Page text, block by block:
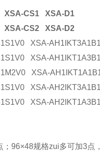
CS1 XSA-D1
CS2 XSA-D2
XSA-
XSA-
XSA-
XSA-
XSA-
96×48规格zui多可加3点，